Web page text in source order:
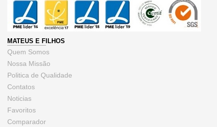
MATEUS E FILHOS
Quem Somos
Nossa Missão
Politica de Qualidade
Contatos
Noticias
Favoritos
Comparador